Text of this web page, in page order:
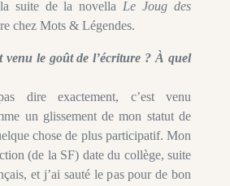
suite de la novella Le Joug des
chez Mots & Légendes.
venu le goût de l’écriture ? À quel
dire exactement, c’est venu
un glissement de mon statut de
chose de plus participatif. Mon
(de la SF) date du collège, suite
et j’ai sauté le pas pour de bon